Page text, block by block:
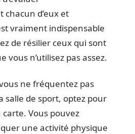
d’eux et
vraiment indispensable
de résilier ceux qui sont
vous n’utilisez pas assez.
ne fréquentez pas
salle de sport, optez pour
carte. Vous pouvez
une activité physique